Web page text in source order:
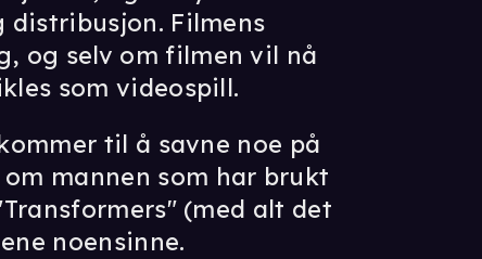
Filmens
og selv om filmen vil nå
som videospill.
til å savne noe på
mannen som har brukt
(med alt det
noensinne.